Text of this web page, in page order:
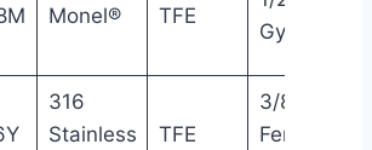
Monel® TFE
Gyrolok®
316
Stainless
TFE
3/8″
Female